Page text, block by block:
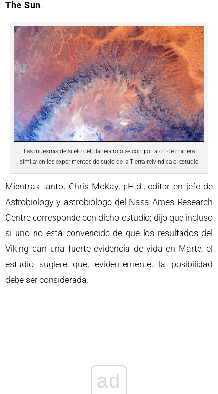
The Sun.
Las muestras de suelo del planeta rojo se comportaron de manera
similar en los experimentos de suelo de la Tierra, reivindica el estudio
Mientras tanto, Chris McKay, pH.d., editor en jefe de
Astrobiology y astrobiólogo del Nasa Ames Research
Centre corresponde con dicho estudio; dijo que incluso
si uno no está convencido de que los resultados del
Viking dan una fuerte evidencia de vida en Marte, el
estudio sugiere que, evidentemente, la posibilidad
debe ser considerada.
ad